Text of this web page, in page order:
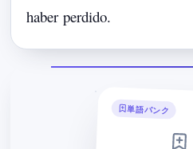
haber perdido.
単語バンク